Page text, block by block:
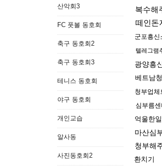
산악회3
FC 풋볼 동호회
축구 동호회2
축구 동호회3
테니스 동호회
야구 동호회
개인교습
알사동
사진동호회2
복수해
떼인돈
군포흥신
텔레그램
광양흥
베트남
청부업체
심부름
억울한
마산심
청부해
환치기